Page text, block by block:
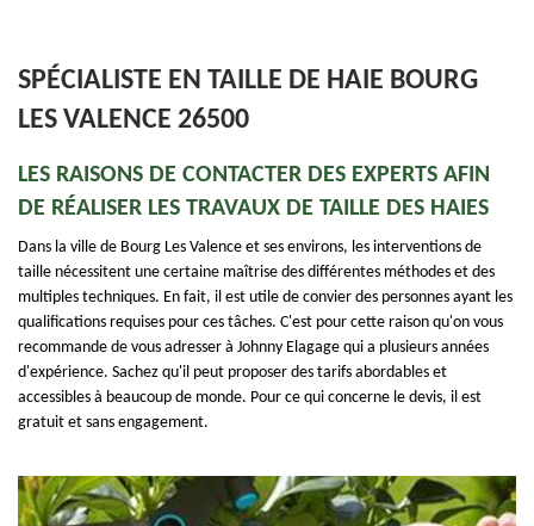
SPÉCIALISTE EN TAILLE DE HAIE BOURG
LES VALENCE 26500
LES RAISONS DE CONTACTER DES EXPERTS AFIN
DE RÉALISER LES TRAVAUX DE TAILLE DES HAIES
Dans la ville de Bourg Les Valence et ses environs, les interventions de
taille nécessitent une certaine maîtrise des différentes méthodes et des
multiples techniques. En fait, il est utile de convier des personnes ayant les
qualifications requises pour ces tâches. C'est pour cette raison qu'on vous
recommande de vous adresser à Johnny Elagage qui a plusieurs années
d'expérience. Sachez qu'il peut proposer des tarifs abordables et
accessibles à beaucoup de monde. Pour ce qui concerne le devis, il est
gratuit et sans engagement.